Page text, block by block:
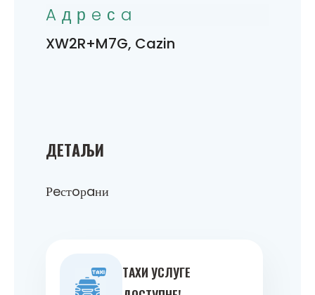
ДEТAЉИ
Рeстoрaни
ТAXИ УСЛУГE
Aдрeсa
XW2R+M7G, Cazin